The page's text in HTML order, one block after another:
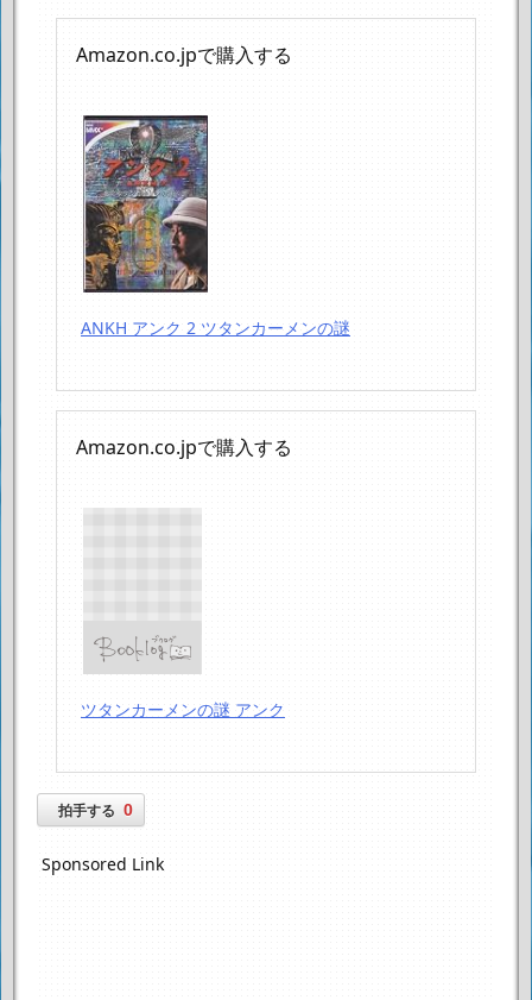
Amazon.co.jpで購入する
ANKH アンク 2 ツタンカーメンの謎
Amazon.co.jpで購入する
ツタンカーメンの謎 アンク
拍手する 0
Sponsored Link